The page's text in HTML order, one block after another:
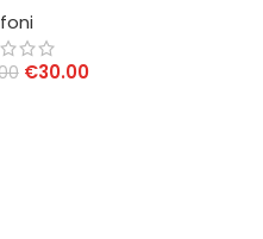
€30.00